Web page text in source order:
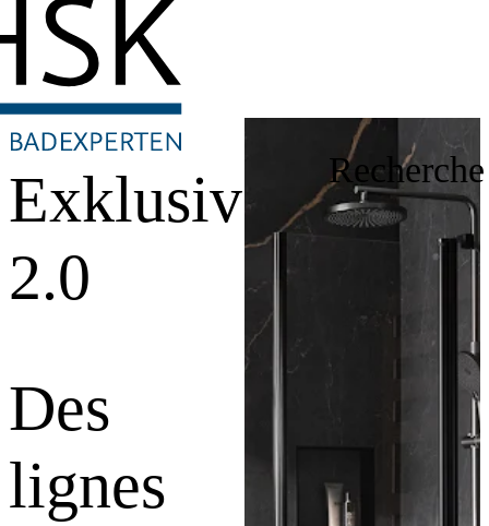
Recherche
Exklusiv
2.0
Des
lignes